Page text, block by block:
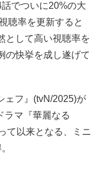
でついに20%の大
聴率を更新すると
として高い視聴率を
の快挙を成し遂げて
ェフ』(tvN/2025)が
ラマ『華麗なる
て以来となる、ミニ